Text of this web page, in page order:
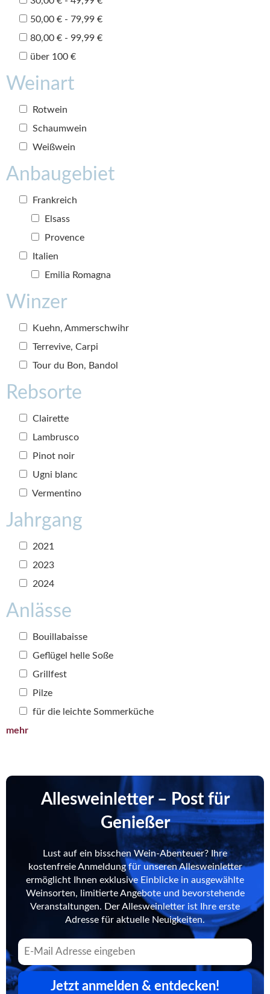
50,00 € - 79,99 €
80,00 € - 99,99 €
über 100 €
Weinart
Rotwein
Schaumwein
Weißwein
Anbaugebiet
Frankreich
Elsass
Provence
Italien
Emilia Romagna
Winzer
Kuehn, Ammerschwihr
Terrevive, Carpi
Tour du Bon, Bandol
Rebsorte
Clairette
Lambrusco
Pinot noir
Ugni blanc
Vermentino
Jahrgang
2021
2023
2024
Anlässe
Bouillabaisse
Geflügel helle Soße
Grillfest
Pilze
für die leichte Sommerküche
mehr
Allesweinletter – Post für
Genießer
Lust auf ein bisschen Wein-Abenteuer? Ihre
kostenfreie Anmeldung für unseren Allesweinletter
ermöglicht Ihnen exklusive Einblicke in ausgewählte
Weinsorten, limitierte Angebote und bevorstehende
Veranstaltungen. Der Allesweinletter ist Ihre erste
Adresse für aktuelle Neuigkeiten.
Jetzt anmelden & entdecken!